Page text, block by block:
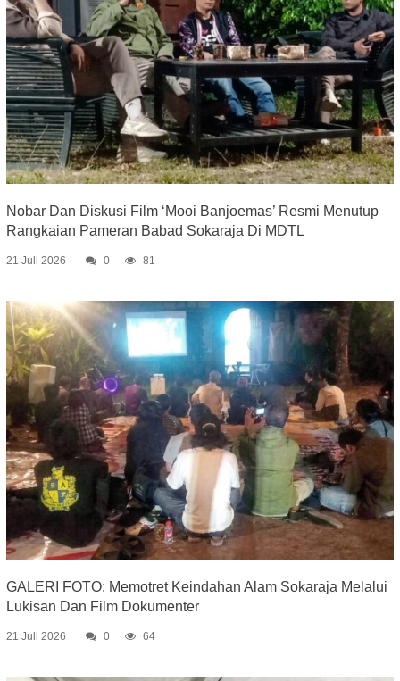
Nobar Dan Diskusi Film ‘Mooi Banjoemas’ Resmi Menutup
Rangkaian Pameran Babad Sokaraja Di MDTL
21 Juli 2026 0 81
GALERI FOTO: Memotret Keindahan Alam Sokaraja Melalui
Lukisan Dan Film Dokumenter
21 Juli 2026 0 64